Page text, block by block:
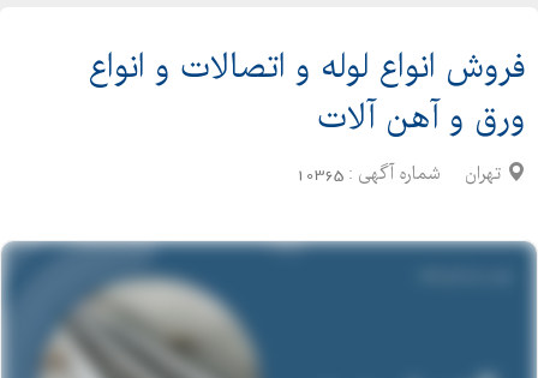
فروش انواع لوله و اتصالات و انواع
ورق و آهن آلات
تهران شماره آگهی : 10365